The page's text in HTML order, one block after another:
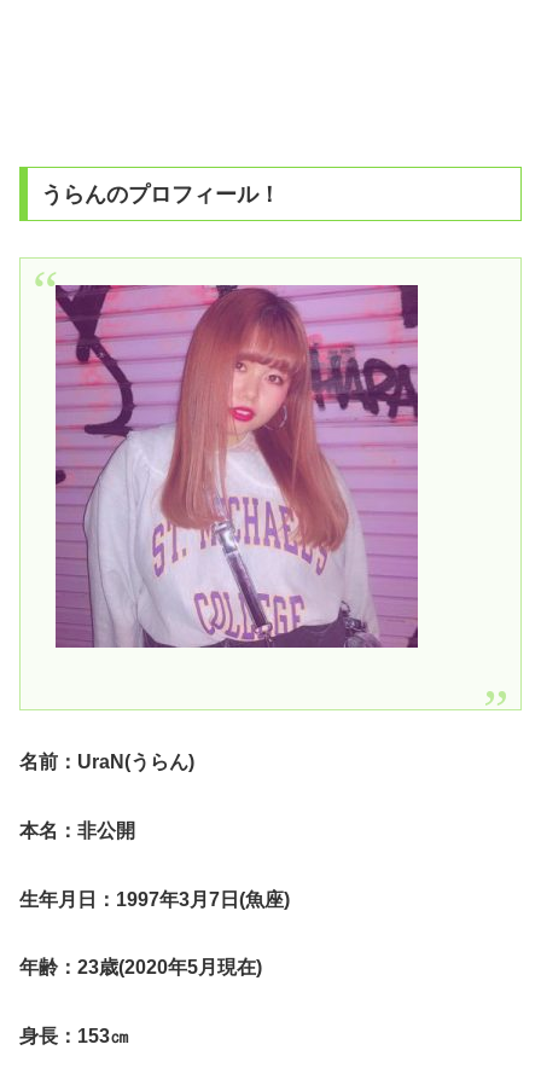
うらんのプロフィール！
名前：UraN(うらん)
本名：非公開
生年月日：1997年3月7日(魚座)
年齢：23歳(2020年5月現在)
身長：153㎝